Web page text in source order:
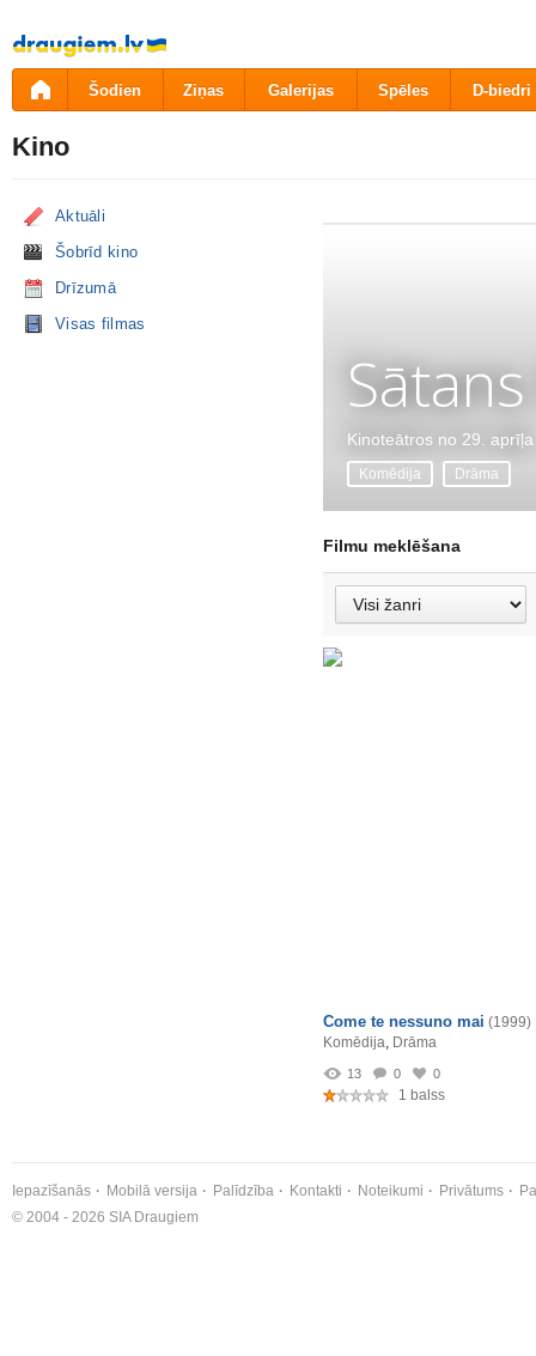
Pāriet
uz
saturu
Šodien Ziņas Galerijas Spēles D-biedri
Kino
Aktuāli
Šobrīd kino
Drīzumā
Visas filmas
Kinoteātros no 29. aprīļa
Komēdija Drāma
Filmu meklēšana
Come te nessuno mai (1999)
Komēdija, Drāma
13 0 0
1 balss
Iepazīšanās Mobilā versija Palīdzība Kontakti Noteikumi Privātums
© 2004 - 2026 SIA Draugiem